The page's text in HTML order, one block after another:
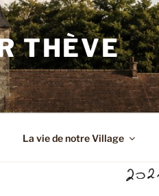
THÈVE
La vie de notre Village